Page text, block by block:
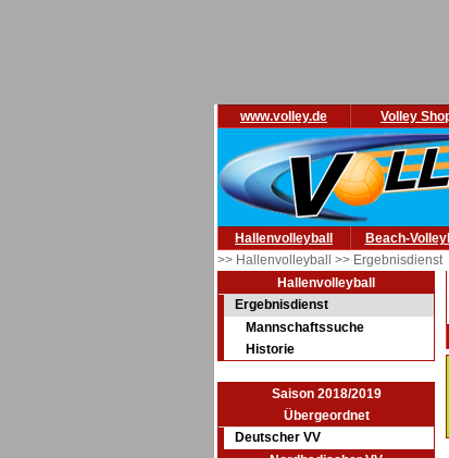
www.volley.de Volley
Hallenvolleyball Beach-
>> Hallenvolleyball >> Ergebnisdienst
Hallenvolleyball
Ergebnisdienst
Mannschaftssuche
Historie
Saison 2018/2019
Übergeordnet
Deutscher VV